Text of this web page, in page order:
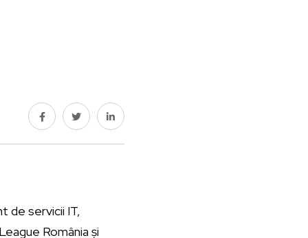
de servicii IT,
România și